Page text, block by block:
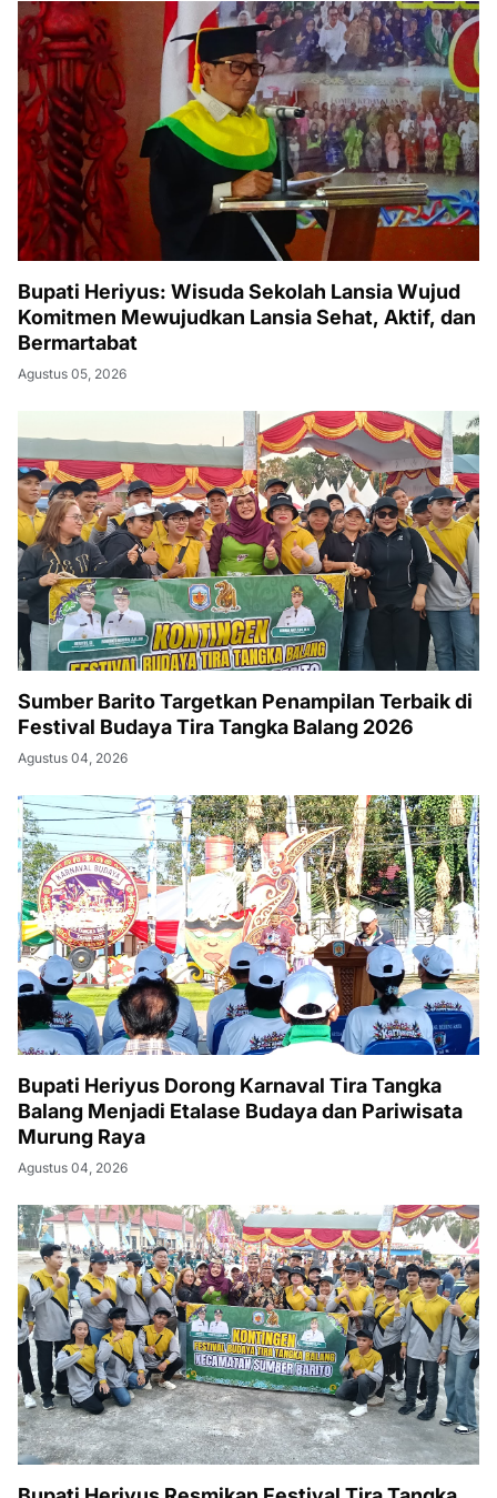
Bupati Heriyus: Wisuda Sekolah Lansia Wujud
Komitmen Mewujudkan Lansia Sehat, Aktif, dan
Bermartabat
Agustus 05, 2026
Sumber Barito Targetkan Penampilan Terbaik di
Festival Budaya Tira Tangka Balang 2026
Agustus 04, 2026
Bupati Heriyus Dorong Karnaval Tira Tangka
Balang Menjadi Etalase Budaya dan Pariwisata
Murung Raya
Agustus 04, 2026